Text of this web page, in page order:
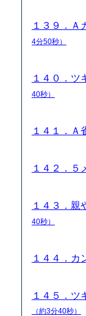
１３９．
4分50秒）
１４０．
40秒）
１４１．
１４２．
１４３．
40秒）
１４４．
１４５．
（約3分40秒）